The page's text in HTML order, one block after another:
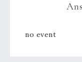
no event